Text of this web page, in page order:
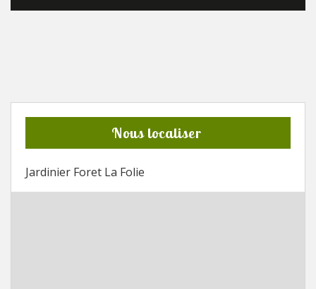
Nous localiser
Jardinier Foret La Folie